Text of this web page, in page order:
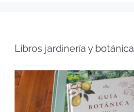
Libros jardinería y botánica